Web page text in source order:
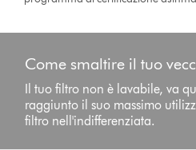
Come smaltire il tuo
Il tuo filtro non è lavabile, va
raggiunto il suo massimo
filtro nell'indifferenziata.